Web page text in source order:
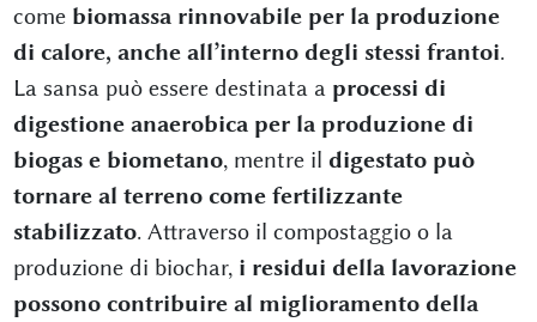
come biomassa rinnovabile per la produzione
di calore, anche all’interno degli stessi frantoi.
La sansa può essere destinata a processi di
digestione anaerobica per la produzione di
biogas e biometano, mentre il digestato può
tornare al terreno come fertilizzante
stabilizzato. Attraverso il compostaggio o la
produzione di biochar, i residui della lavorazione
possono contribuire al miglioramento della